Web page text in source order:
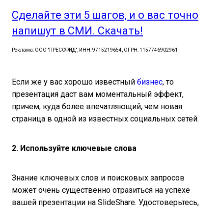
Сделайте эти 5 шагов, и о вас точно
напишут в СМИ. Скачать!
Реклама: ООО "ПРЕССФИД", ИНН: 9715219654, ОГРН: 1157746902961
Если же у вас хорошо известный бизнес, то
презентация даст вам моментальный эффект,
причем, куда более впечатляющий, чем новая
страница в одной из известных социальных сетей.
2. Используйте ключевые слова
Знание ключевых слов и поисковых запросов
может очень существенно отразиться на успехе
вашей презентации на SlideShare. Удостоверьтесь,